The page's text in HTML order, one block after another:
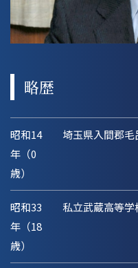
略歴
昭和14
年（0
歳）
埼玉県入間郡
昭和33
年（18
歳）
私立武蔵高等学